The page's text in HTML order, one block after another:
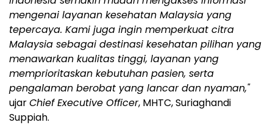
mengenai layanan kesehatan Malaysia yang
tepercaya. Kami juga ingin memperkuat citra
Malaysia sebagai destinasi kesehatan pilihan yang
menawarkan kualitas tinggi, layanan yang
memprioritaskan kebutuhan pasien, serta
pengalaman berobat yang lancar dan nyaman,"
ujarChief Executive Officer, MHTC, Suriaghandi
Suppiah.